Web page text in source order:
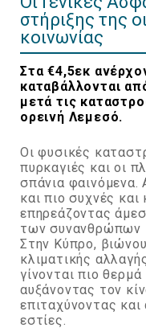
στήριξης της
κοινωνίας
Στα €4,5εκ
καταβάλλονται
μετά τις
ορεινή Λεμεσό.
Οι φυσικές
πυρκαγιές και οι
σπάνια φαινόμενα.
και πιο συχνές
επηρεάζοντας
των συνανθρώπων
Στην Κύπρο,
κλιματικής
γίνονται πιο
αυξάνοντας τον
επιταχύνοντας
εστίες.